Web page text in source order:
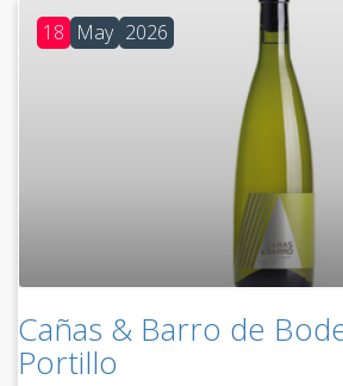
18 May 2026
Cañas & Barro de
Portillo